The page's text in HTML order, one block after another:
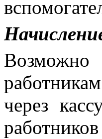
Возможно
через